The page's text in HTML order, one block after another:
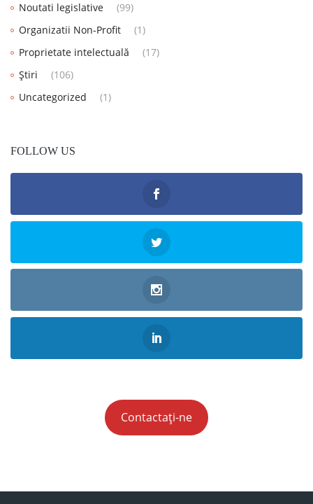
Noutati legislative
(99)
Organizatii Non-Profit
(1)
Proprietate intelectuală
(17)
Știri
(106)
Uncategorized
(1)
FOLLOW US
Contactați-ne